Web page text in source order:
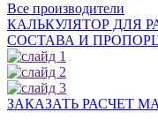
Все производители
КАЛЬКУЛЯТОР ДЛЯ
СОСТАВА И
ЗАКАЗАТЬ РАСЧЕТ